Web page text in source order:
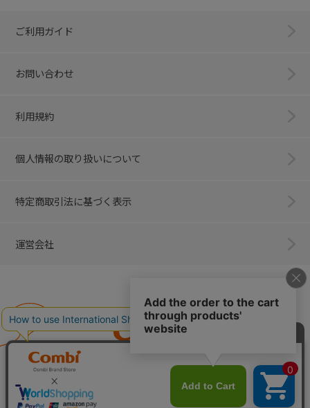
ご利用ガイド
お問い合わせ
利用規約
個人情報の取り扱いについて
特定商取引法に基づく表示
運営会社
子育てに、イノベーションを。
ベビー用品のコンビ株式会社